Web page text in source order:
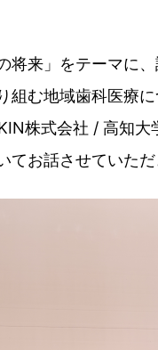
将来」をテーマに
組む地域歯科医療
株式会社 / 高知
てお話させていただ